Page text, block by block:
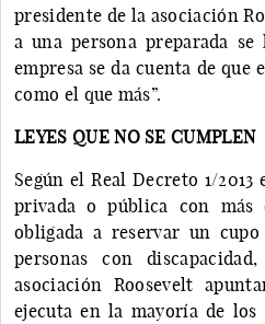
presidente de la asociación
a una persona preparada
empresa se da cuenta de que
como el que más”.
LEYES QUE NO SE CUMPLEN
Según el Real Decreto 1/
privada o pública con más
obligada a reservar un
personas con
asociación Roosevelt
ejecuta en la mayoría de los